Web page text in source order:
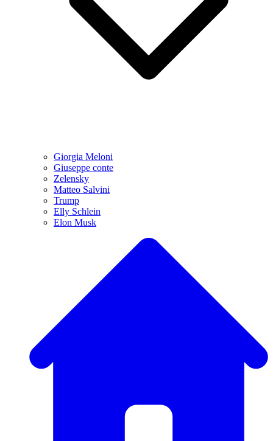
Giorgia Meloni
Giuseppe conte
Zelensky
Matteo Salvini
Trump
Elly Schlein
Elon Musk